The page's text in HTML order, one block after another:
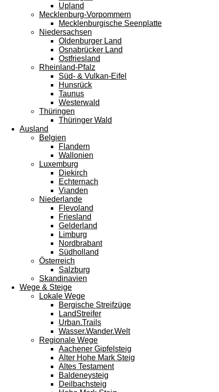
Upland
Mecklenburg-Vorpommern
Mecklenburgische Seenplatte
Niedersachsen
Oldenburger Land
Osnabrücker Land
Ostfriesland
Rheinland-Pfalz
Süd- & Vulkan-Eifel
Hunsrück
Taunus
Westerwald
Thüringen
Thüringer Wald
Ausland
Belgien
Flandern
Wallonien
Luxemburg
Diekirch
Echternach
Vianden
Niederlande
Flevoland
Friesland
Gelderland
Limburg
Nordbrabant
Südholland
Österreich
Salzburg
Skandinavien
Wege & Steige
Lokale Wege
Bergische Streifzüge
LandStreifer
Urban.Trails
Wasser.Wander.Welt
Regionale Wege
Aachener Gipfelsteig
Alter Hohe Mark Steig
Altes Testament
Baldeneysteig
Deilbachsteig